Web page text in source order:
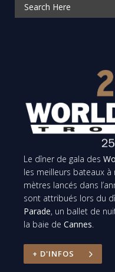
Le dîner de gala des
les meilleurs bateaux
mètres lancés dans
sont attribués lors du
Parade, un ballet de
la baie de Cannes.
+ D'INFOS